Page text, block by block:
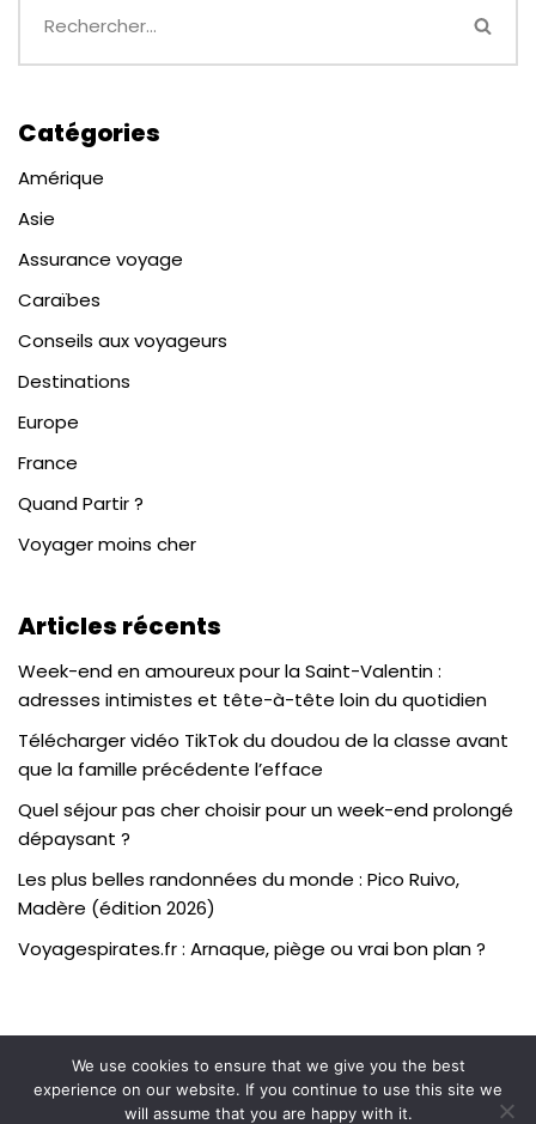
Catégories
Amérique
Asie
Assurance voyage
Caraïbes
Conseils aux voyageurs
Destinations
Europe
France
Quand Partir ?
Voyager moins cher
Articles récents
Week-end en amoureux pour la Saint-Valentin :
adresses intimistes et tête-à-tête loin du quotidien
Télécharger vidéo TikTok du doudou de la classe avant
que la famille précédente l’efface
Quel séjour pas cher choisir pour un week-end prolongé
dépaysant ?
Les plus belles randonnées du monde : Pico Ruivo,
Madère (édition 2026)
Voyagespirates.fr : Arnaque, piège ou vrai bon plan ?
Contact
Politique de confidentialité
Plan de site
We use cookies to ensure that we give you the best
experience on our website. If you continue to use this site we
will assume that you are happy with it.